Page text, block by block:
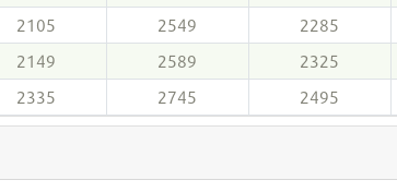
2105 2549 2285
2149 2589 2325
2335 2745 2495